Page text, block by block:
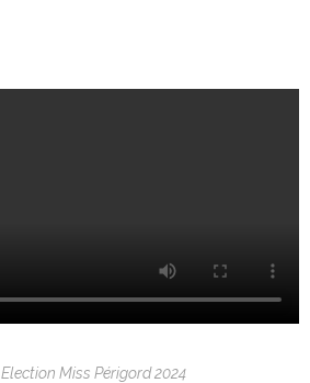
Election Miss Périgord 2024